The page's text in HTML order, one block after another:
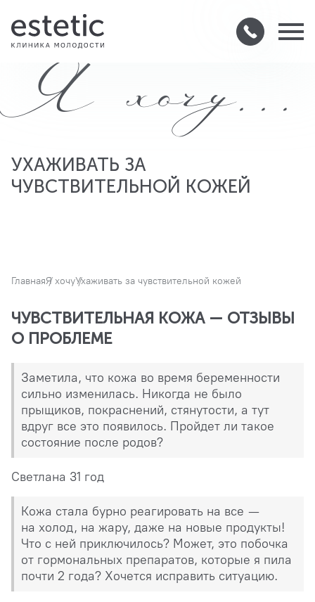
Я хочу...
УХАЖИВАТЬ ЗА
ЧУВСТВИТЕЛЬНОЙ КОЖЕЙ
ГлавнаяЯ хочуУхаживать за чувствительной кожей
ЧУВСТВИТЕЛЬНАЯ КОЖА — ОТЗЫВЫ
О ПРОБЛЕМЕ
Заметила, что кожа во время беременности
сильно изменилась. Никогда не было
прыщиков, покраснений, стянутости, а тут
вдруг все это появилось. Пройдет ли такое
состояние после родов?
Светлана 31 год
Кожа стала бурно реагировать на все —
на холод, на жару, даже на новые продукты!
Что с ней приключилось? Может, это побочка
от гормональных препаратов, которые я пила
почти 2 года? Хочется исправить ситуацию.